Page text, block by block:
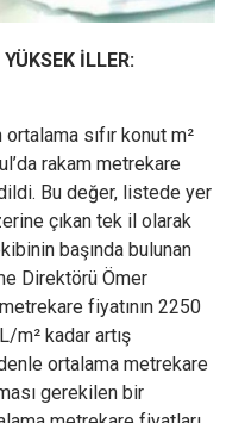
İLLER:
ortalama sıfır konut m²
rakam metrekare
Bu değer, listede yer
çıkan tek il olarak
başında bulunan
Direktörü Ömer
fiyatının 2250
m² kadar artış
ortalama metrekare
gerekilen bir